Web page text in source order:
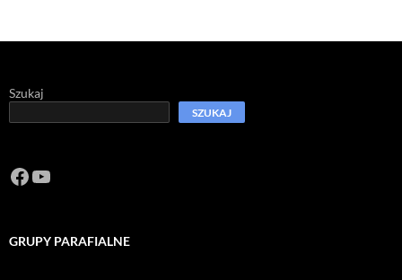
Szukaj
SZUKAJ
Facebook
https://www.youtube.com/channel/
GRUPY PARAFIALNE